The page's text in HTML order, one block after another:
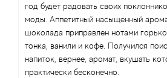
год будет радовать своих
моды. Аппетитный насыщенный
шоколада приправлен нотами
тонка, ванили и кофе. Получился
напиток, вернее, аромат, вкушать
практически бесконечно.
ArteOlfatto
Asabi
Asgharali